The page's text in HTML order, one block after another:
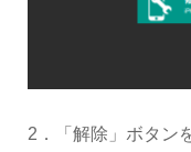
2．「解除」ボタン